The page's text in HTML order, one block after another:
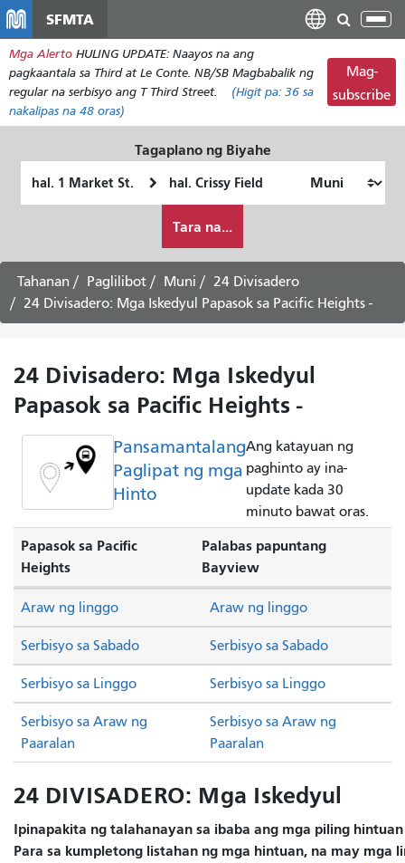
pangunahing
nilalaman
SFMTA
I-
ang
Mga Alerto HULING UPDATE: Naayos na ang
pagkaantala sa Third at Le Conte. NB/SB Magbabalik ng
regular na serbisyo ang T Third Street.
(Higit pa: 36 sa
nakalipas na 48 oras)
Mag-
subscribe
Tagaplano ng Biyahe
ko
gustong
maglakbay
Tara na...
Tahanan Paglilibot Muni
24 Divisadero
24 Divisadero: Mga Iskedyul Papasok sa Pacific Heights -
24 Divisadero: Mga Iskedyul
Papasok sa Pacific Heights -
Pansamantalang
Paglipat ng mga
Hinto
Ang katayuan ng
paghinto ay ina-
update kada 30
minuto bawat oras.
Papasok sa Pacific
Heights
Palabas papuntang
Bayview
Serbisyo sa Sabado Serbisyo sa Sabado
Serbisyo sa Linggo Serbisyo sa Linggo
Araw ng linggo Araw ng linggo
Serbisyo sa Araw ng
Paaralan
Serbisyo sa Araw ng
Paaralan
24 DIVISADERO: Mga Iskedyul
Ipinapakita ng talahanayan sa ibaba ang mga piling
Para sa kumpletong listahan ng mga hintuan, na may